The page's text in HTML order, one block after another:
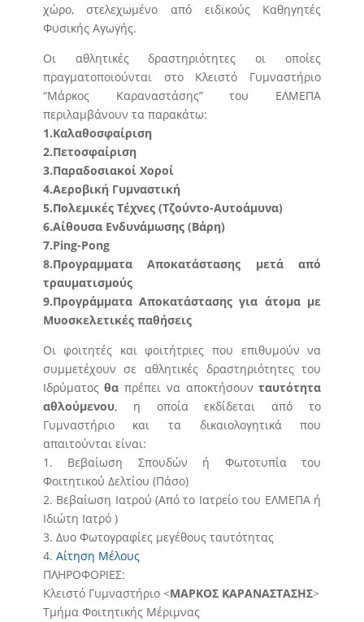
χώρο, στελεχωμένο από ειδικούς Καθηγητές
Φυσικής Αγωγής.
Οι αθλητικές δραστηριότητες οι οποίες
πραγματοποιούνται στο Κλειστό Γυμναστήριο
“Μάρκος Καραναστάσης” του ΕΛΜΕΠΑ
περιλαμβάνουν τα παρακάτω:
1.Καλαθοσφαίριση
2.Πετοσφαίριση
3.Παραδοσιακοί Χοροί
4.Αεροβική Γυμναστική
5.Πολεμικές Τέχνες (Τζούντο-Αυτοάμυνα)
6.Αίθουσα Ενδυνάμωσης (Βάρη)
7.Ping-Pong
8.Προγραμματα Αποκατάστασης μετά από
τραυματισμούς
9.Προγράμματα Αποκατάστασης για άτομα με
Μυοσκελετικές παθήσεις
Οι φοιτητές και φοιτήτριες που επιθυμούν να
συμμετέχουν σε αθλητικές δραστηριότητες του
Ιδρύματοςθα πρέπει να αποκτήσουνταυτότητα
αθλούμενου, η οποία εκδίδεται από το
Γυμναστήριο και τα δικαιολογητικά που
απαιτούνται είναι:
1. Βεβαίωση Σπουδών ή Φωτοτυπία του
Φοιτητικού Δελτίου (Πάσο)
2. Βεβαίωση Ιατρού (Από το Ιατρείο του ΕΛΜΕΠΑ ή
Ιδιώτη Ιατρό )
3. Δυο Φωτογραφίες μεγέθους ταυτότητας
4. Αίτηση Μέλους
ΠΛΗΡΟΦΟΡΙΕΣ:
Κλειστό Γυμναστήριο <ΜΑΡΚΟΣ ΚΑΡΑΝΑΣΤΑΣΗΣ>
Τμήμα Φοιτητικής Μέριμνας